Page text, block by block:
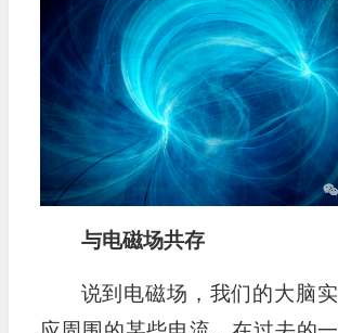
与电磁场共存
说到电磁场，我们的大脑